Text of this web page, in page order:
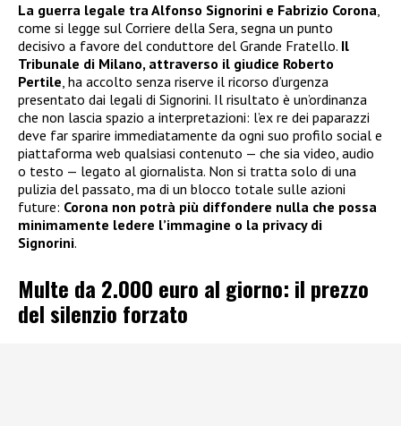
La guerra legale tra Alfonso Signorini e Fabrizio Corona,
come si legge sul Corriere della Sera, segna un punto
decisivo a favore del conduttore del Grande Fratello. Il
Tribunale di Milano, attraverso il giudice Roberto
Pertile, ha accolto senza riserve il ricorso d’urgenza
presentato dai legali di Signorini. Il risultato è un’ordinanza
che non lascia spazio a interpretazioni: l’ex re dei paparazzi
deve far sparire immediatamente da ogni suo profilo social e
piattaforma web qualsiasi contenuto — che sia video, audio
o testo — legato al giornalista. Non si tratta solo di una
pulizia del passato, ma di un blocco totale sulle azioni
future: Corona non potrà più diffondere nulla che possa
minimamente ledere l’immagine o la privacy di
Signorini.
Multe da 2.000 euro al giorno: il prezzo
del silenzio forzato